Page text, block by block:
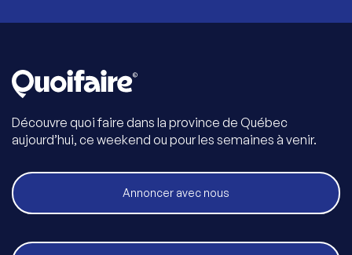
Découvre quoi faire dans la province de Québec
aujourd’hui, ce weekend ou pour les semaines à venir.
Annoncer avec nous